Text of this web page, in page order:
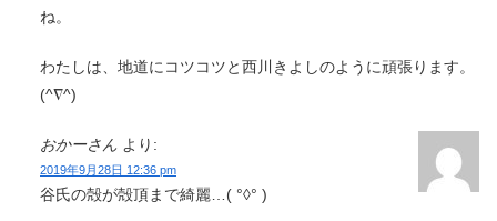
ね。
わたしは、地道にコツコツと西川きよしのように頑張ります。
(^∇^)
おかーさん より:
2019年9月28日 12:36 pm
谷氏の殻が殻頂まで綺麗…( °◊° )